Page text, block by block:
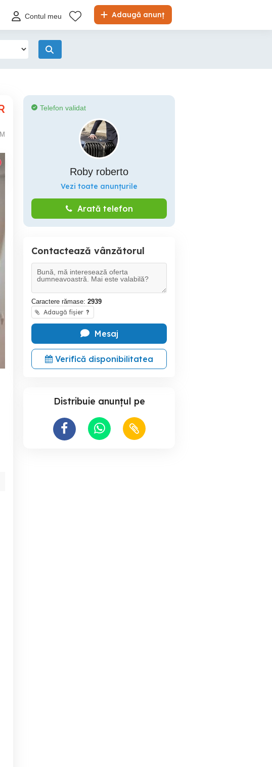
Adaugă anunț
Contul meu
Telefon validat
Roby roberto
Vezi toate anunțurile
Arată telefon
Contactează vânzătorul
Caractere rămase: 2939
Adaugă fișier ?
Mesaj
Verifică disponibilitatea
Distribuie anunțul pe